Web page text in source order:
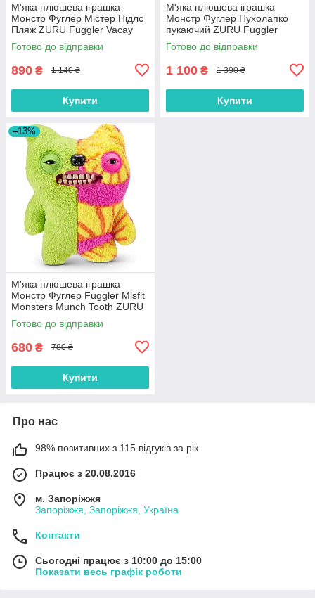
М'яка плюшева іграшка
Монстр Фуглер Містер Нідлс
Пляж ZURU Fuggler Vacay
Vibes 15714D
Готово до відправки
890 ₴ 1 140 ₴
Купити
М'яка плюшева іграшка
Монстр Фуглер Пухолапко
пукаючий ZURU Fuggler
Underoo Mcgoo 15728E
Готово до відправки
1 100 ₴ 1 390 ₴
Купити
–13%
М'яка плюшева іграшка
Монстр Фуглер Fuggler Misfit
Monsters Munch Tooth ZURU
15726M
Готово до відправки
680 ₴ 780 ₴
Купити
Про нас
98% позитивних з 115 відгуків за рік
Працює з 20.08.2016
м. Запоріжжя
Запоріжжя, Запоріжжя, Україна
Контакти
Сьогодні працює з 10:00 до 15:00
Показати весь графік роботи